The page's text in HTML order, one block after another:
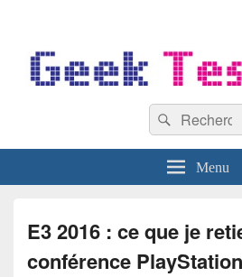
Recherche :
Rechercher
Menu
E3 2016 : ce que je
conférence PlayStation